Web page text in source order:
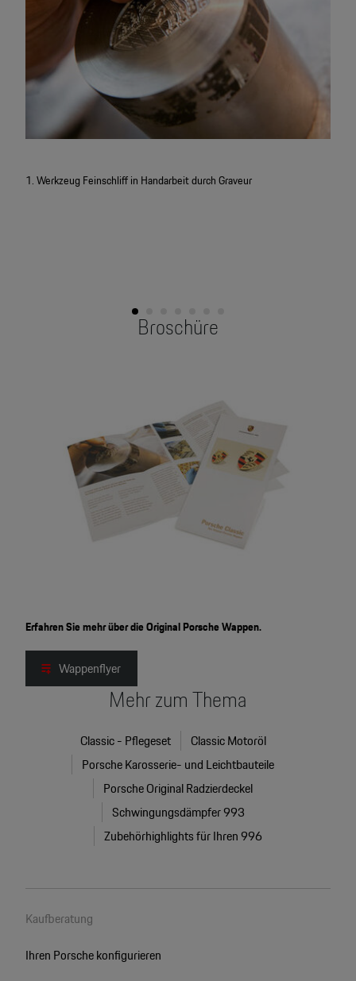
1. Werkzeug Feinschliff in Handarbeit durch Graveur
Broschüre
Erfahren Sie mehr über die Original Porsche Wappen.
Wappenflyer
Mehr zum Thema
Classic - Pflegeset
Classic Motoröl
Porsche Karosserie- und Leichtbauteile
Porsche Original Radzierdeckel
Schwingungsdämpfer 993
Zubehörhighlights für Ihren 996
Kaufberatung
Ihren Porsche konfigurieren